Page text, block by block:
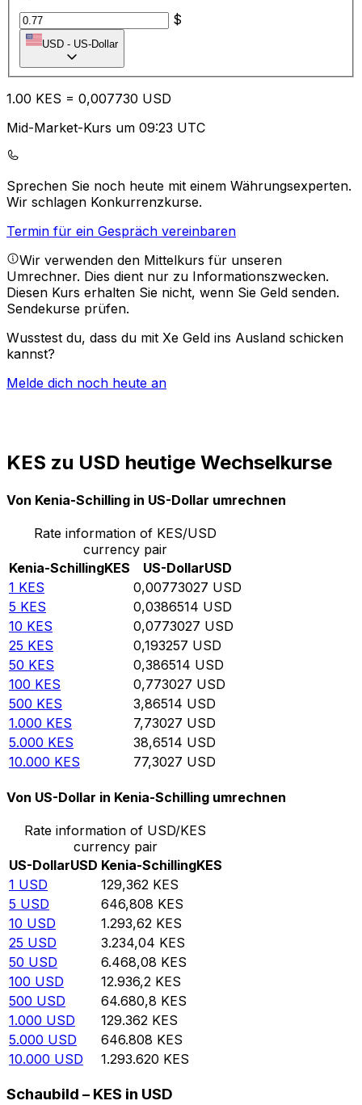
$
USD - US-Dollar
1.00 KES = 0,007730 USD
Mid-Market-Kurs um 09:23 UTC
Sprechen Sie noch heute mit einem Währungsexperten.
Wir schlagen Konkurrenzkurse.
Termin für ein Gespräch vereinbaren
Wir verwenden den Mittelkurs für unseren
Umrechner. Dies dient nur zu Informationszwecken.
Diesen Kurs erhalten Sie nicht, wenn Sie Geld senden.
Sendekurse prüfen.
Wusstest du, dass du mit Xe Geld ins Ausland schicken
kannst?
Melde dich noch heute an
KES zu USD heutige Wechselkurse
Von Kenia-Schilling in US-Dollar umrechnen
Rate information of KES/USD
currency pair
Kenia-SchillingKES US-DollarUSD
1 KES 0,00773027 USD
5 KES 0,0386514 USD
10 KES 0,0773027 USD
25 KES 0,193257 USD
50 KES 0,386514 USD
100 KES 0,773027 USD
500 KES 3,86514 USD
1.000 KES 7,73027 USD
5.000 KES 38,6514 USD
10.000 KES 77,3027 USD
Von US-Dollar in Kenia-Schilling umrechnen
Rate information of USD/KES
currency pair
US-DollarUSD Kenia-SchillingKES
1 USD 129,362 KES
5 USD 646,808 KES
10 USD 1.293,62 KES
25 USD 3.234,04 KES
50 USD 6.468,08 KES
100 USD 12.936,2 KES
500 USD 64.680,8 KES
1.000 USD 129.362 KES
5.000 USD 646.808 KES
10.000 USD 1.293.620 KES
Schaubild – KES in USD